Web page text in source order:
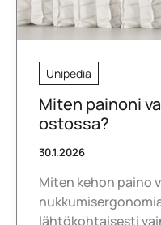
Unipedia
Miten painoni
ostossa?
30.1.2026
Miten kehon paino
lähtökohtaisesti